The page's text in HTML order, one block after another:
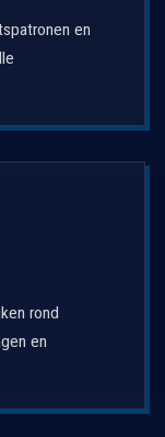
en
rond
en